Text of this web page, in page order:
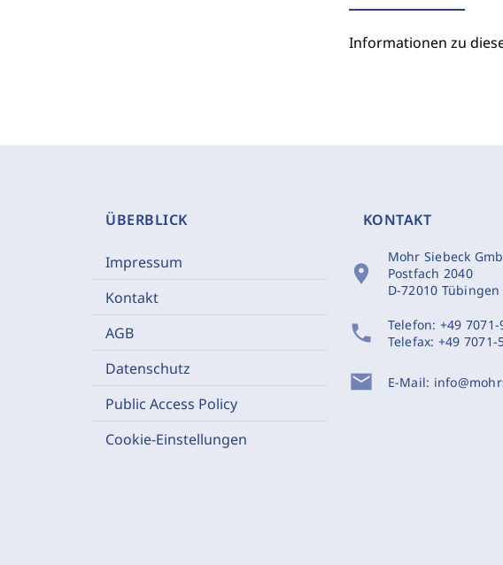
Informationen zu
ÜBERBLICK
Impressum
Kontakt
AGB
Datenschutz
Public Access Policy
Cookie-Einstellungen
KONTAKT
location_on
Mohr Siebeck
Postfach 2040
D-72010 Tübingen
phone Telefon: +49 7071-
Telefax: +49 7071-
mail E-Mail: